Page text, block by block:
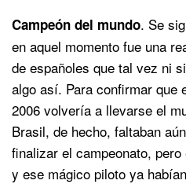
Campeón del mundo. Se
en aquel momento fue una
de españoles que tal vez ni
algo así. Para confirmar que
2006 volvería a llevarse el
Brasil, de hecho, faltaban
finalizar el campeonato,
y ese mágico piloto ya